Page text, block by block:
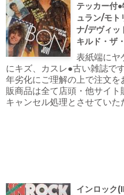
テッカー付
ュラン/モ
ナ/デヴィッ
キルド・ザ
表紙端にヤ
にキズ、カスレ●古い雑誌で
年劣化にご理解の上で注文
販商品は全て店頭・他サイ
キャンセル処理とさせていた
インロッ